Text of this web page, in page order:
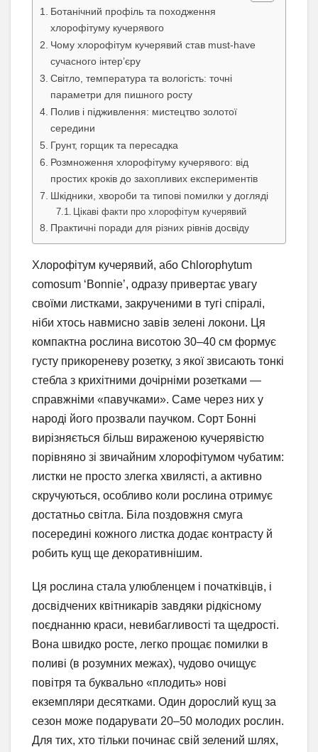
Ботанічний профіль та походження
хлорофітуму кучерявого
Чому хлорофітум кучерявий став must-have
сучасного інтер’єру
Світло, температура та вологість: точні
параметри для пишного росту
Полив і підживлення: мистецтво золотої
середини
Грунт, горщик та пересадка
Розмноження хлорофітуму кучерявого: від
простих кроків до захопливих експериментів
Шкідники, хвороби та типові помилки у догляді
Цікаві факти про хлорофітум кучерявий
Практичні поради для різних рівнів досвіду
Хлорофітум кучерявий, або Chlorophytum
comosum ‘Bonnie’, одразу привертає увагу
своїми листками, закрученими в тугі спіралі,
ніби хтось навмисно завів зелені локони. Ця
компактна рослина висотою 30–40 см формує
густу прикореневу розетку, з якої звисають тонкі
стебла з крихітними дочірніми розетками —
справжніми «павучками». Саме через них у
народі його прозвали паучком. Сорт Бонні
вирізняється більш вираженою кучерявістю
порівняно зі звичайним хлорофітумом чубатим:
листки не просто злегка хвилясті, а активно
скручуються, особливо коли рослина отримує
достатньо світла. Біла поздовжня смуга
посередині кожного листка додає контрасту й
робить кущ ще декоративнішим.
Ця рослина стала улюбленцем і початківців, і
досвідчених квітникарів завдяки рідкісному
поєднанню краси, невибагливості та щедрості.
Вона швидко росте, легко прощає помилки в
поливі (в розумних межах), чудово очищує
повітря та буквально «плодить» нові
екземпляри десятками. Один дорослий кущ за
сезон може подарувати 20–50 молодих рослин.
Для тих, хто тільки починає свій зелений шлях,